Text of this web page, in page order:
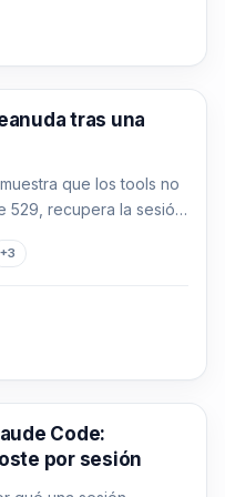
tras una
que los tools no
529, recupera la sesión
+3
Code:
por sesión